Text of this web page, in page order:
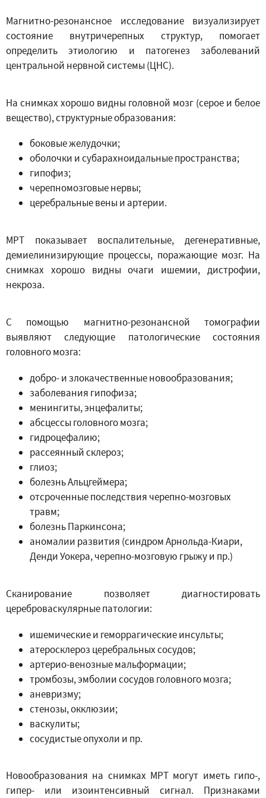
Магнитно-резонансное исследование визуализирует
состояние внутричерепных структур, помогает
определить этиологию и патогенез заболеваний
центральной нервной системы (ЦНС).
На снимках хорошо видны головной мозг (серое и белое
вещество), структурные образования:
боковые желудочки;
оболочки и субарахноидальные пространства;
гипофиз;
черепномозговые нервы;
церебральные вены и артерии.
МРТ показывает воспалительные, дегенеративные,
демиелинизирующие процессы, поражающие мозг. На
снимках хорошо видны очаги ишемии, дистрофии,
некроза.
С помощью магнитно-резонансной томографии
выявляют следующие патологические состояния
головного мозга:
добро- и злокачественные новообразования;
заболевания гипофиза;
менингиты, энцефалиты;
абсцессы головного мозга;
гидроцефалию;
рассеянный склероз;
глиоз;
болезнь Альцгеймера;
отсроченные последствия черепно-мозговых
травм;
болезнь Паркинсона;
аномалии развития (синдром Арнольда-Киари,
Денди Уокера, черепно-мозговую грыжу и пр.)
Сканирование позволяет диагностировать
цереброваскулярные патологии:
ишемические и геморрагические инсульты;
атеросклероз церебральных сосудов;
артерио-венозные мальформации;
тромбозы, эмболии сосудов головного мозга;
аневризму;
стенозы, окклюзии;
васкулиты;
сосудистые опухоли и пр.
Новообразования на снимках МРТ могут иметь гипо-,
гипер- или изоинтенсивный сигнал. Признаками